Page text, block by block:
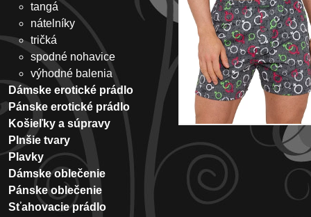
tangá
nátelníky
tričká
spodné nohavice
výhodné balenia
Dámske erotické prádlo
Pánske erotické prádlo
Košieľky a súpravy
Plnšie tvary
Plavky
Dámske oblečenie
Pánske oblečenie
Sťahovacie prádlo